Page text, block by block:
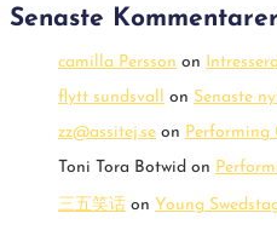
Senaste
camilla Persson on
flytt sundsvall
on Senaste
zz@assitej.se on Performing
Toni Tora Botwid on
三五笑话 on Young